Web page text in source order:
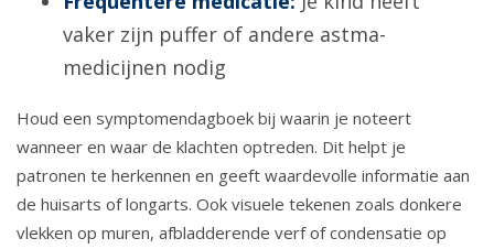
vaker zijn puffer of andere astma-
medicijnen nodig
Houd een symptomendagboek bij waarin je noteert
wanneer en waar de klachten optreden. Dit helpt je
patronen te herkennen en geeft waardevolle informatie aan
de huisarts of longarts. Ook visuele tekenen zoals donkere
vlekken op muren, afbladderende verf of condensatie op